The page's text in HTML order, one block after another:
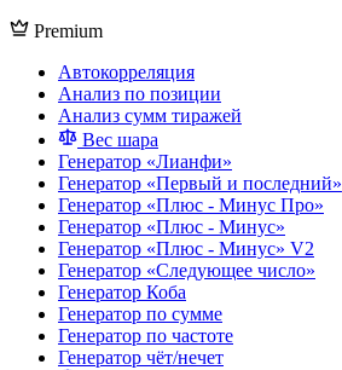
Premium
Автокорреляция
Анализ по позиции
Анализ сумм тиражей
Вес шара
Генератор «Лианфи»
Генератор «Первый и последний»
Генератор «Плюс - Минус Про»
Генератор «Плюс - Минус»
Генератор «Плюс - Минус» V2
Генератор «Следующее число»
Генератор Коба
Генератор по сумме
Генератор по частоте
Генератор чёт/нечет